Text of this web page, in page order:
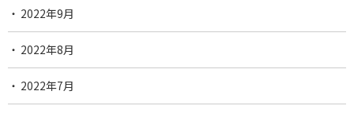
2022年9月
2022年8月
2022年7月